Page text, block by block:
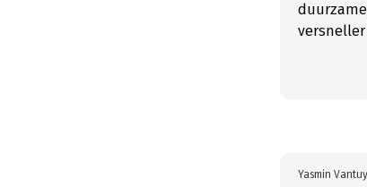
Yasmin